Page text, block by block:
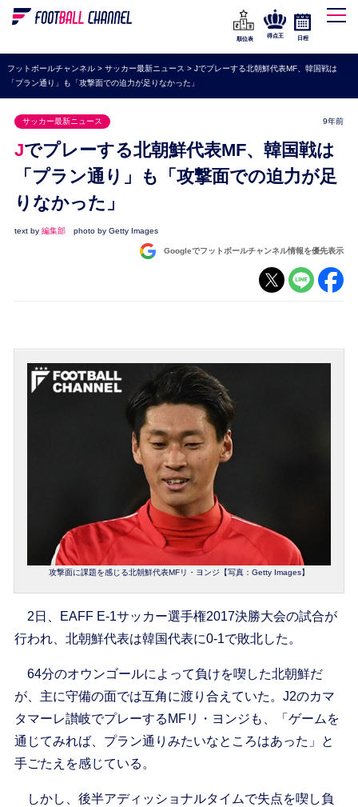
WEリーグ
海外サッカー
プレミアリーグ
ラ・リーガ
セリエA
ブンデスリーガ
UEFA
ナショナルチーム
順位表
得点王 日程
フットボールチャンネル> サッカー最新ニュース > Jでプレーする北朝鮮代表MF、韓国戦は
「プラン通り」も「攻撃面での迫力が足りなかった」
サッカー最新ニュース 9年前
Jでプレーする北朝鮮代表MF、韓国戦は
「プラン通り」も「攻撃面での迫力が足
りなかった」
text by 編集部 photo by Getty Images
Googleでフットボールチャンネル情報を優先表示
攻撃面に課題を感じる北朝鮮代表MFリ・ヨンジ【写真：Getty Images】
2日、EAFF E-1サッカー選手権2017決勝大会の試合が
行われ、北朝鮮代表は韓国代表に0-1で敗北した。
64分のオウンゴールによって負けを喫した北朝鮮だ
が、主に守備の面では互角に渡り合えていた。J2のカマ
タマーレ讃岐でプレーするMFリ・ヨンジも、「ゲームを
通じてみれば、プラン通りみたいなところはあった」と
手ごたえを感じている。
しかし、後半アディッショナルタイムで失点を喫し負